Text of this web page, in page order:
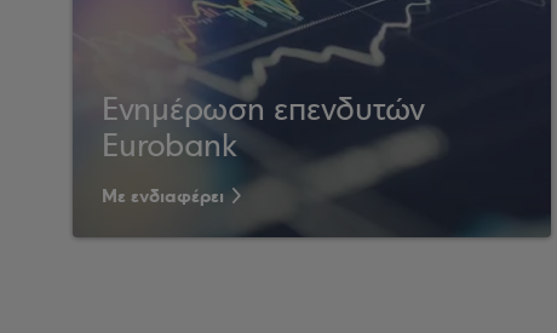
Ενημέρωση επενδυτών
Eurobank
Με ενδιαφέρει